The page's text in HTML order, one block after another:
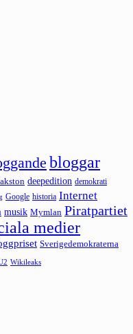
bloggar
deepedition demokrati
Google historia Internet
musik Mymlan Piratpartiet
medier
Sverigedemokraterna
Wikileaks